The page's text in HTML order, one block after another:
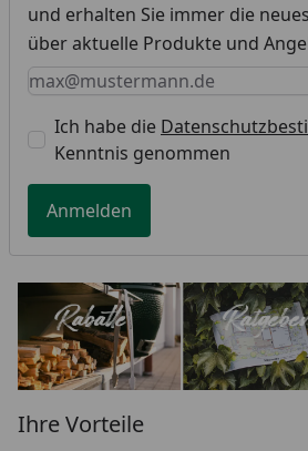
und erhalten Sie immer die
über aktuelle Produkte und
Keine Eingabe erforderlich
Eingabe erforderlich
E-Mail *
Ich habe die
Kenntnis genommen
Anmelden
Ihre Vorteile